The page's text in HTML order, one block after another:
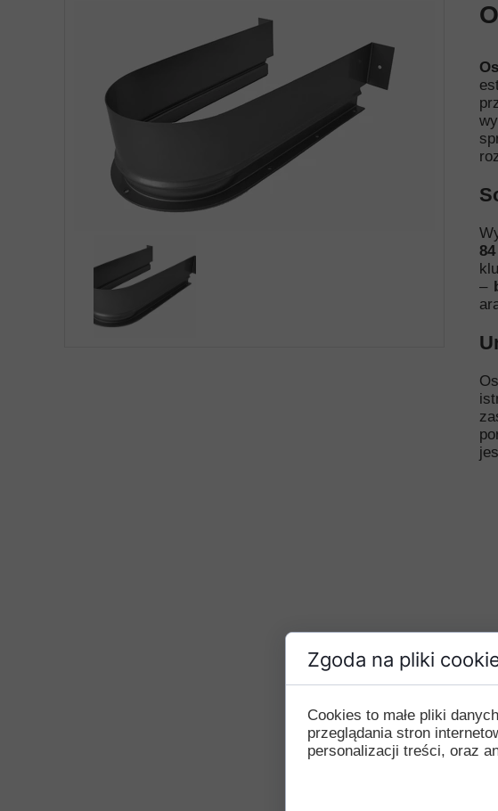
–
Zgoda na pliki
Cookies to małe pliki
przeglądania stron
personalizacji treści, oraz